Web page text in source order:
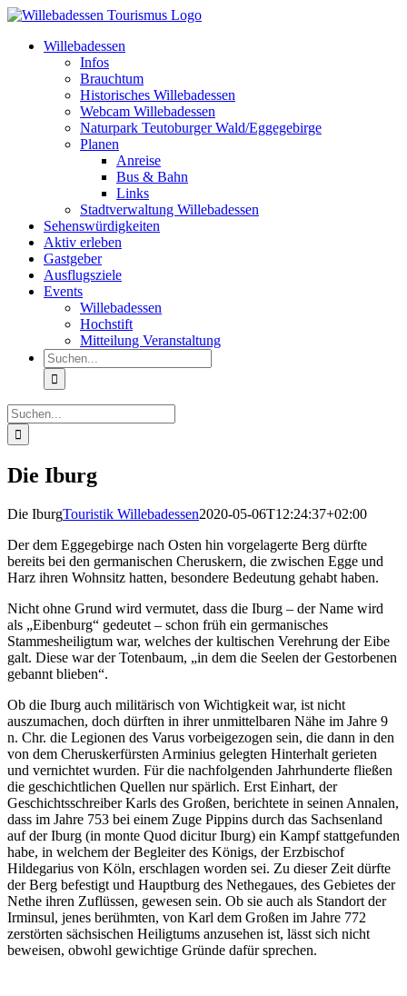
Zum
springenWillebadessen
Infos
Brauchtum
Historisches Willebadessen
Webcam Willebadessen
Naturpark Teutoburger Wald/Eggegebirge
Planen
Anreise
Bus & Bahn
Links
Stadtverwaltung Willebadessen
Sehenswürdigkeiten
Aktiv erleben
Gastgeber
Ausflugsziele
Events
Willebadessen
Hochstift
Mitteilung Veranstaltung
Suche
nach:
Suche
nach:
Die Iburg
Die IburgTouristik Willebadessen2020-05-06T12:24:37+02:00
Der dem Eggegebirge nach Osten hin vorgelagerte Berg dürfte
bereits bei den germanischen Cheruskern, die zwischen Egge und
Harz ihren Wohnsitz hatten, besondere Bedeutung gehabt haben.
Nicht ohne Grund wird vermutet, dass die Iburg – der Name wird
als „Eibenburg“ gedeutet – schon früh ein germanisches
Stammesheiligtum war, welches der kultischen Verehrung der Eibe
galt. Diese war der Totenbaum, „in dem die Seelen der Gestorbenen
gebannt blieben“.
Ob die Iburg auch militärisch von Wichtigkeit war, ist nicht
auszumachen, doch dürften in ihrer unmittelbaren Nähe im Jahre 9
n. Chr. die Legionen des Varus vorbeigezogen sein, die dann in den
von dem Cheruskerfürsten Arminius gelegten Hinterhalt gerieten
und vernichtet wurden. Für die nachfolgenden Jahrhunderte fließen
die geschichtlichen Quellen nur spärlich. Erst Einhart, der
Geschichtsschreiber Karls des Großen, berichtete in seinen Annalen,
dass im Jahre 753 bei einem Zuge Pippins durch das Sachsenland
auf der Iburg (in monte Quod dicitur Iburg) ein Kampf stattgefunden
habe, in welchem der Begleiter des Königs, der Erzbischof
Hildegarius von Köln, erschlagen worden sei. Zu dieser Zeit dürfte
der Berg befestigt und Hauptburg des Nethegaues, des Gebietes der
Nethe ihren Zuflüssen, gewesen sein. Ob sie auch als Standort der
Irminsul, jenes berühmten, von Karl dem Großen im Jahre 772
zerstörten sächsischen Heiligtums anzusehen ist, lässt sich nicht
beweisen, obwohl gewichtige Gründe dafür sprechen.